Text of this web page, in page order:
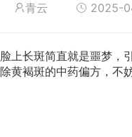
青云 2025-
上长斑简直就是噩梦，
黄褐斑的中药偏方 ，不